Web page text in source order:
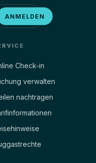
ANMELDEN
Check-in
verwalten
nachtragen